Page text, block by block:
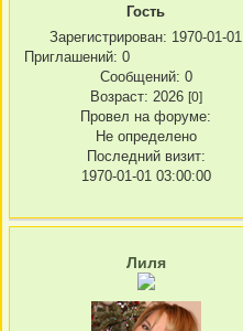
Гость
Зарегистрирован: 1970-01-01
Приглашений: 0
Сообщений: 0
Возраст: 2026 [0]
Провел на форуме:
Не определено
Последний визит:
1970-01-01 03:00:00
Лиля